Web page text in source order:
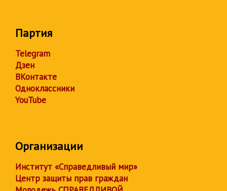
Партия
Telegram
Дзен
ВКонтакте
Одноклассники
YouTube
Организации
Институт «Справедливый мир»
Центр защиты прав граждан